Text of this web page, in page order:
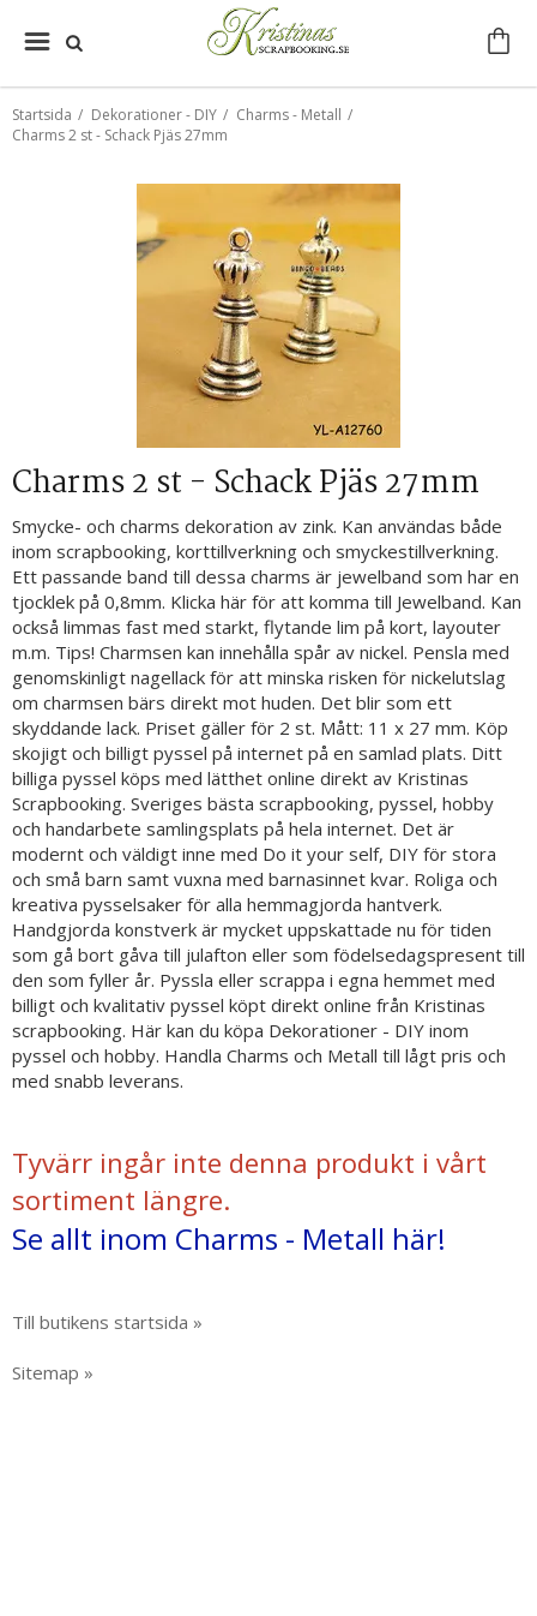
Startsida / Dekorationer - DIY / Charms - Metall /
Charms 2 st - Schack Pjäs 27mm
Charms 2 st - Schack Pjäs 27mm
Smycke- och charms dekoration av zink. Kan användas både
inom scrapbooking, korttillverkning och smyckestillverkning.
Ett passande band till dessa charms är jewelband som har en
tjocklek på 0,8mm. Klicka här för att komma till Jewelband. Kan
också limmas fast med starkt, flytande lim på kort, layouter
m.m. Tips! Charmsen kan innehålla spår av nickel. Pensla med
genomskinligt nagellack för att minska risken för nickelutslag
om charmsen bärs direkt mot huden. Det blir som ett
skyddande lack. Priset gäller för 2 st. Mått: 11 x 27 mm. Köp
skojigt och billigt pyssel på internet på en samlad plats. Ditt
billiga pyssel köps med lätthet online direkt av Kristinas
Scrapbooking. Sveriges bästa scrapbooking, pyssel, hobby
och handarbete samlingsplats på hela internet. Det är
modernt och väldigt inne med Do it your self, DIY för stora
och små barn samt vuxna med barnasinnet kvar. Roliga och
kreativa pysselsaker för alla hemmagjorda hantverk.
Handgjorda konstverk är mycket uppskattade nu för tiden
som gå bort gåva till julafton eller som födelsedagspresent till
den som fyller år. Pyssla eller scrappa i egna hemmet med
billigt och kvalitativ pyssel köpt direkt online från Kristinas
scrapbooking. Här kan du köpa Dekorationer - DIY inom
pyssel och hobby. Handla Charms och Metall till lågt pris och
med snabb leverans.
Tyvärr ingår inte denna produkt i vårt
sortiment längre.
Se allt inom Charms - Metall här!
Till butikens startsida »
Sitemap »